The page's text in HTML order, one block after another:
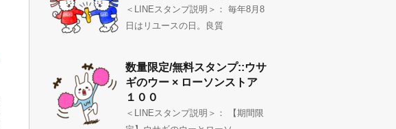
＜LINEスタンプ説明＞： 毎年8月8
日はリユースの日。良質
数量限定/無料スタンプ::ウサ
ギのウー × ローソンストア
１００
＜LINEスタンプ説明＞： 【期間限